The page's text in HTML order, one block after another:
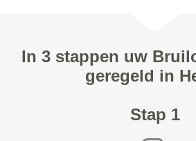
In 3 stappen uw
geregeld in
Stap 1